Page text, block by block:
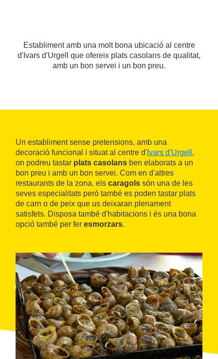
Establiment amb una molt bona ubicació al centre
d'Ivars d'Urgell que ofereix plats casolans de qualitat,
amb un bon servei i un bon preu.
Un establiment sense pretensions, amb una
decoració funcional i situat al centre d' Ivars d'Urgell ,
on podreu tastar plats casolans ben elaborats a un
bon preu i amb un bon servei. Com en d'altres
restaurants de la zona, els caragols són una de les
seves especialitats però també es poden tastar plats
de carn o de peix que us deixaran plenament
satisfets. Disposa també d'habitacions i és una bona
opció també per fer esmorzars.